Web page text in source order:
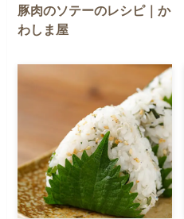
豚肉のソテーのレシピ｜か
わしま屋